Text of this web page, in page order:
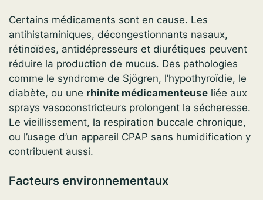
Certains médicaments sont en cause. Les
antihistaminiques, décongestionnants nasaux,
rétinoïdes, antidépresseurs et diurétiques peuvent
réduire la production de mucus. Des pathologies
comme le syndrome de Sjögren, l’hypothyroïdie, le
diabète, ou une rhinite médicamenteuse liée aux
sprays vasoconstricteurs prolongent la sécheresse.
Le vieillissement, la respiration buccale chronique,
ou l’usage d’un appareil CPAP sans humidification y
contribuent aussi.
Facteurs environnementaux